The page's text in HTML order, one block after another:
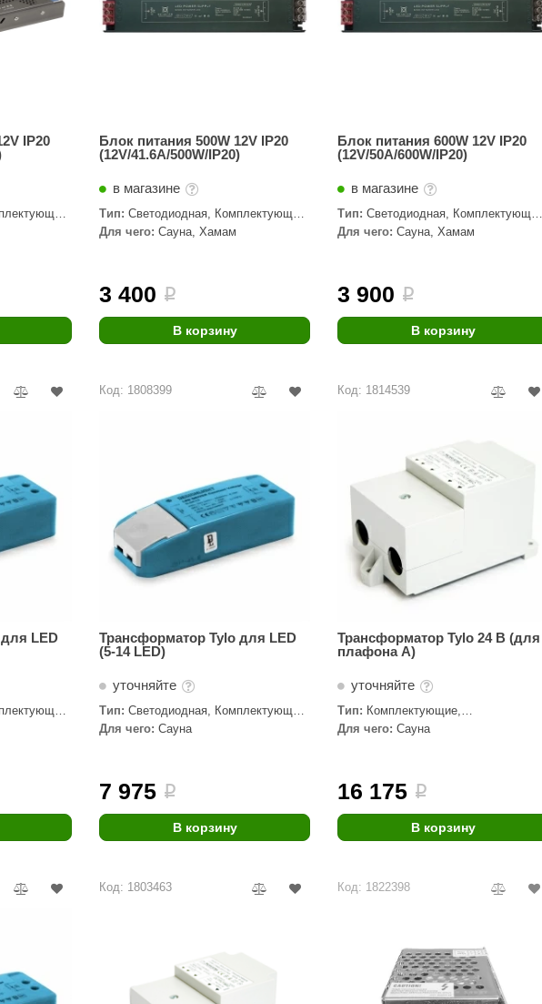
IP20
Блок питания 500W 12V IP20
(12V/41.6A/500W/IP20)
в магазине
Тип: Светодиодная, Комплектующие,
Трансформаторы
Для чего: Сауна, Хамам
3 400 i
В корзину
Блок питания 600W 12V IP20
(12V/50A/600W/IP20)
в магазине
Тип: Светодиодная, Комплектующие,
Трансформаторы
Для чего: Сауна, Хамам
3 900 i
В корзину
LED
Код: 1808399
Трансформатор Tylo для LED
(5-14 LED)
уточняйте
Тип: Светодиодная, Комплектующие,
Трансформаторы
Для чего: Сауна
7 975 i
В корзину
Код: 1814539
Трансформатор Tylo 24 В (для
плафона А)
уточняйте
Тип: Комплектующие,
Трансформаторы
Для чего: Сауна
16 175 i
В корзину
Код: 1803463 Код: 1822398